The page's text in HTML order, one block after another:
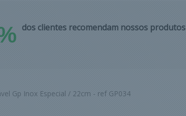
dos clientes recomendam nossos produtos
Gp Inox Especial / 22cm - ref GP034